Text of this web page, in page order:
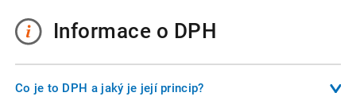
Informace o DPH
Co je to DPH a jaký je její princip?